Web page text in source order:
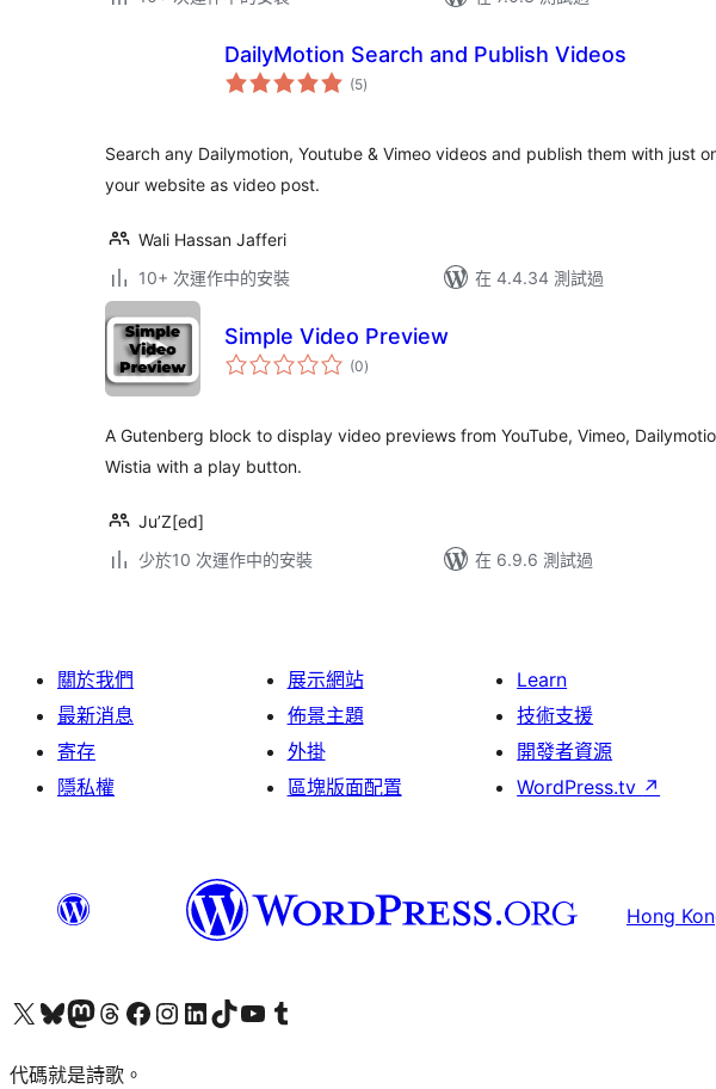
DailyMotion Search and Publish Videos
(5總
評)
Search any Dailymotion, Youtube & Vimeo videos and publish them with just
your website as video post.
Wali Hassan Jafferi
10+ 次運作中的安裝
在 4.4.34 測試過
Simple Video Preview
(0總
評)
A Gutenberg block to display video previews from YouTube, Vimeo,
Wistia with a play button.
Ju’Z[ed]
少於10 次運作中的安裝
在 6.9.6 測試過
關於我們
最新消息
寄存
隱私權
展示網站
佈景主題
外掛
區塊版面配置
Learn
技術支援
開發者資源
WordPress.tv ↗
Hong
Visit our X (formerly Twitter) account
Visit our Bluesky account
Visit our Mastodon account
Visit our Threads account
訪問我們的 Facebook 專頁Visit our Instagram account
Visit our LinkedIn account
Visit our TikTok account
Visit our YouTube channel
Visit our Tumblr account
代碼就是詩歌。